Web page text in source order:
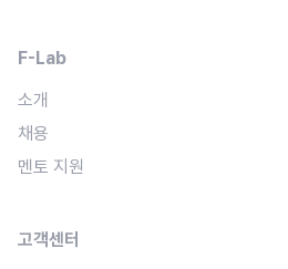
F-Lab
소개
채용
멘토 지원
고객센터